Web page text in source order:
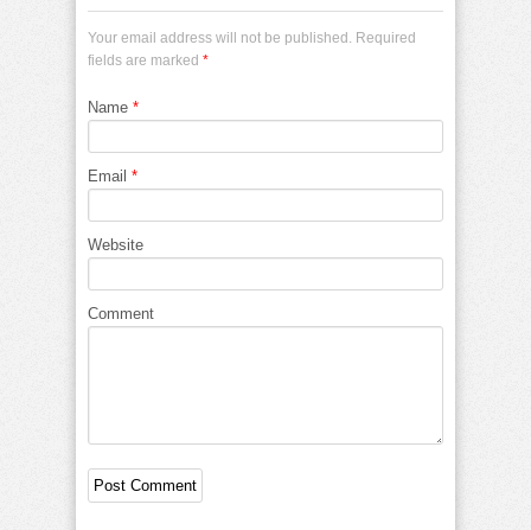
Your email address will not be published. Required
fields are marked *
Name *
Email *
Website
Comment